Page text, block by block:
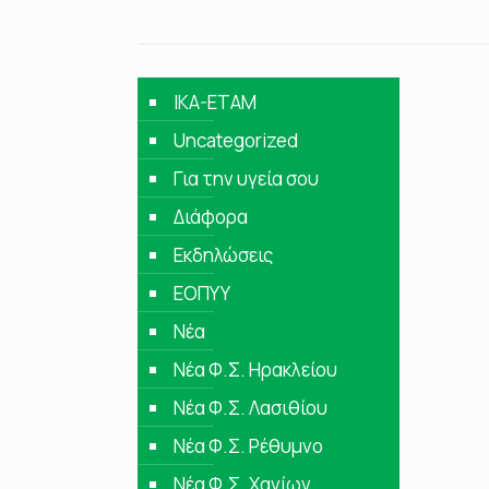
IKA-ETAM
Uncategorized
Για την υγεία σου
Διάφορα
Εκδηλώσεις
ΕΟΠΥΥ
Νέα
Νέα Φ.Σ. Ηρακλείου
Νέα Φ.Σ. Λασιθίου
Νέα Φ.Σ. Ρέθυμνο